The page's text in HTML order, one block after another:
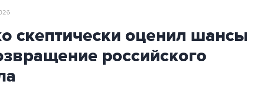
скептически оценил шансы
российского